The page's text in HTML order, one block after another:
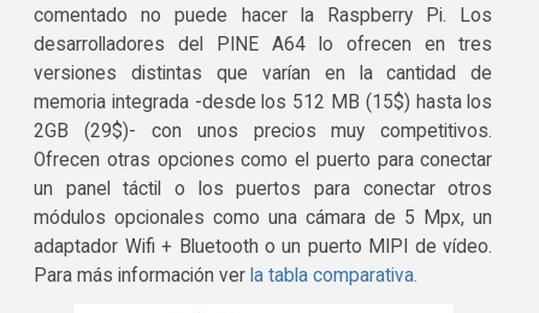
comentado no puede hacer la Raspberry Pi. Los
desarrolladores del PINE A64 lo ofrecen en tres
versiones distintas que varían en la cantidad de
memoria integrada -desde los 512 MB (15$) hasta los
2GB (29$)- con unos precios muy competitivos.
Ofrecen otras opciones como el puerto para conectar
un panel táctil o los puertos para conectar otros
módulos opcionales como una cámara de 5 Mpx, un
adaptador Wifi + Bluetooth o un puerto MIPI de vídeo.
Para más información ver la tabla comparativa.